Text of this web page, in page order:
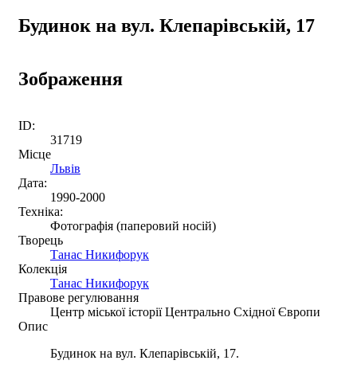
Будинок на вул. Клепарівській, 17
Зображення
ID:
31719
Місце
Львів
Дата:
1990-2000
Техніка:
Фотографія (паперовий носій)
Творець
Танас Никифорук
Колекція
Танас Никифорук
Правове регулювання
Центр міської історії Центрально Східної Європи
Опис
Будинок на вул. Клепарівській, 17.